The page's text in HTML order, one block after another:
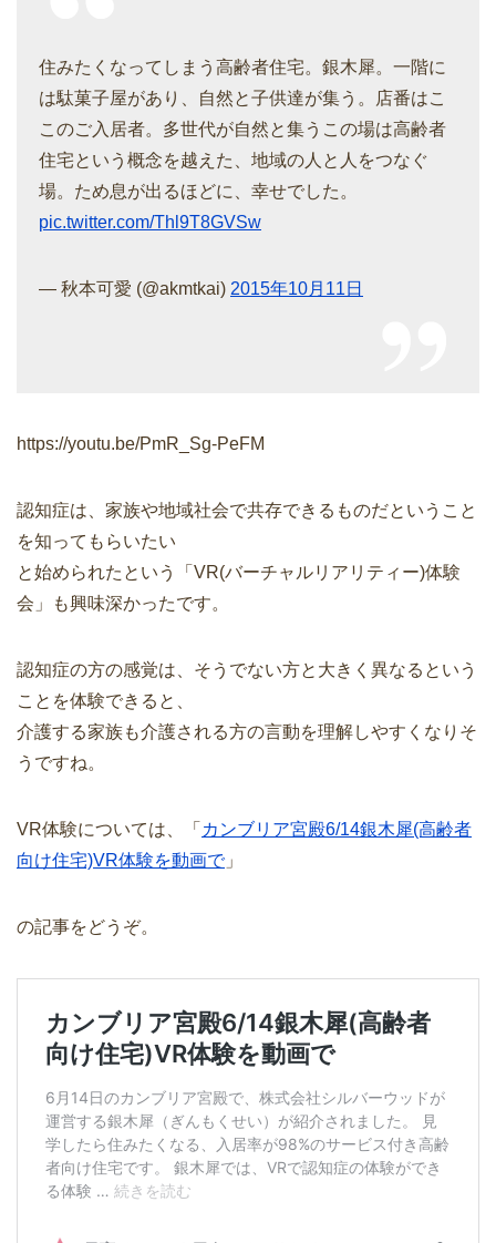
住みたくなってしまう高齢者住宅。銀木犀。一階に
は駄菓子屋があり、自然と子供達が集う。店番はこ
このご入居者。多世代が自然と集うこの場は高齢者
住宅という概念を越えた、地域の人と人をつなぐ
場。ため息が出るほどに、幸せでした。
pic.twitter.com/Thl9T8GVSw
— 秋本可愛 (@akmtkai) 2015年10月11日
https://youtu.be/PmR_Sg-PeFM
認知症は、家族や地域社会で共存できるものだということ
を知ってもらいたい
と始められたという「VR(バーチャルリアリティー)体験
会」も興味深かったです。
認知症の方の感覚は、そうでない方と大きく異なるという
ことを体験できると、
介護する家族も介護される方の言動を理解しやすくなりそ
うですね。
VR体験については、「 カンブリア宮殿6/14銀木犀(高齢者
向け住宅)VR体験を動画で」
の記事をどうぞ。